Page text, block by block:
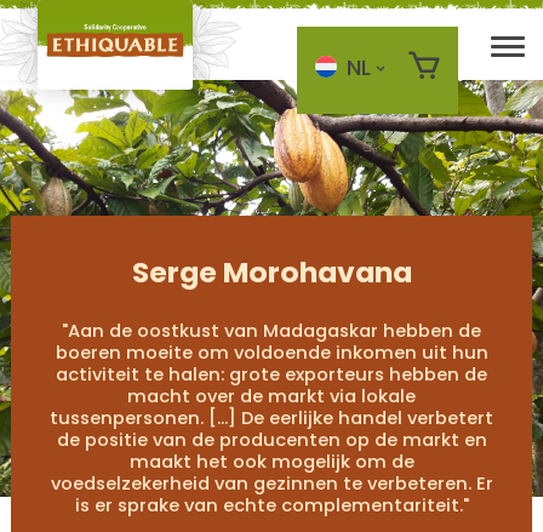
Skip to main content
NL
Serge Morohavana
"Aan de oostkust van Madagaskar hebben de
boeren moeite om voldoende inkomen uit hun
activiteit te halen: grote exporteurs hebben de
macht over de markt via lokale
tussenpersonen. [...] De eerlijke handel verbetert
de positie van de producenten op de markt en
maakt het ook mogelijk om de
voedselzekerheid van gezinnen te verbeteren. Er
is er sprake van echte complementariteit."